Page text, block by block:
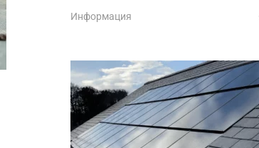
Информация